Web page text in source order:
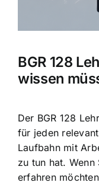
BGR 128
wissen
Der BGR 128
für jeden
Laufbahn mit
zu tun hat.
erfahren